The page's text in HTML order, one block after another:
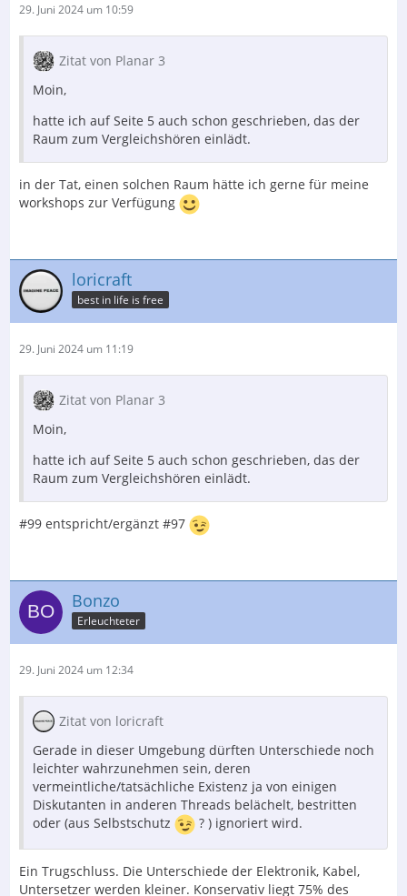
29. Juni 2024 um 10:59
Zitat von Planar 3
Moin,
hatte ich auf Seite 5 auch schon geschrieben, das der
Raum zum Vergleichshören einlädt.
in der Tat, einen solchen Raum hätte ich gerne für meine
workshops zur Verfügung
loricraft
best in life is free
29. Juni 2024 um 11:19
Zitat von Planar 3
Moin,
hatte ich auf Seite 5 auch schon geschrieben, das der
Raum zum Vergleichshören einlädt.
#99 entspricht/ergänzt #97
Bonzo
Erleuchteter
29. Juni 2024 um 12:34
Zitat von loricraft
Gerade in dieser Umgebung dürften Unterschiede noch
leichter wahrzunehmen sein, deren
vermeintliche/tatsächliche Existenz ja von einigen
Diskutanten in anderen Threads belächelt, bestritten
oder (aus Selbstschutz
? ) ignoriert wird.
Ein Trugschluss. Die Unterschiede der Elektronik, Kabel,
Untersetzer werden kleiner. Konservativ liegt 75% des